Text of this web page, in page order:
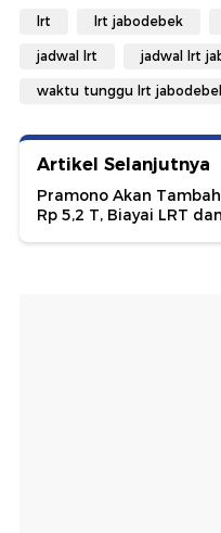
lrt lrt jabodebek
jadwal lrt jadwal lrt
waktu tunggu lrt
Artikel Selanjutnya
Pramono Akan
Rp 5,2 T, Biayai LRT